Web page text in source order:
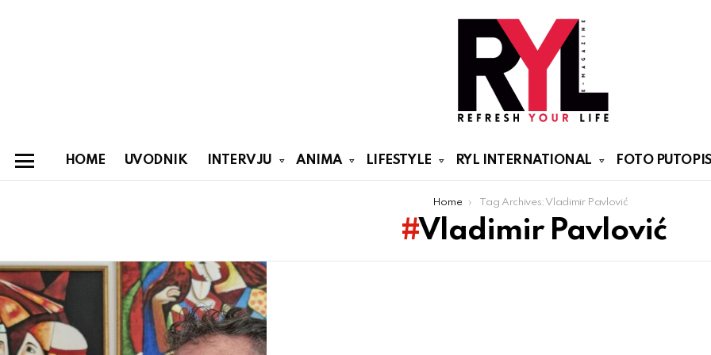
HOME UVODNIK INTERVJU ANIMA LIFESTYLE RYL INTERNATIONAL FOTO PUTOPISI
Home Tag Archives: Vladimir Pavlović
Vladimir Pavlović
Latest
stories